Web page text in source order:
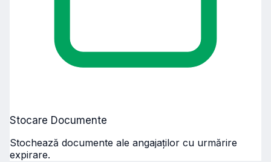
Stocare Documente
Stochează documente ale angajaților cu urmărire
expirare.